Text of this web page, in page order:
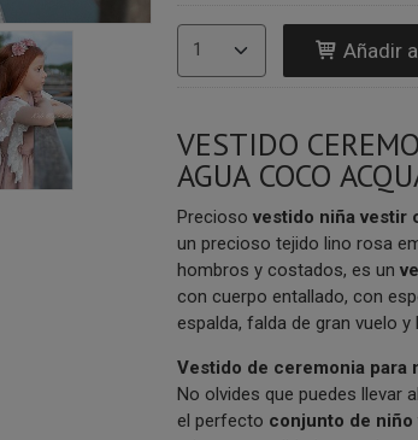
Añadir
VESTIDO
AGUA COCO
Precioso vestido niña vestir
un precioso tejido lino rosa
hombros y costados, es un
con cuerpo entallado, con
espalda, falda de gran vuelo y
Vestido de ceremonia para
No olvides que puedes llevar
el perfecto conjunto de